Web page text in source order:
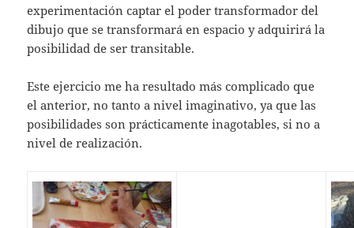
experimentación captar el poder transformador del
dibujo que se transformará en espacio y adquirirá la
posibilidad de ser transitable.
Este ejercicio me ha resultado más complicado que
el anterior, no tanto a nivel imaginativo, ya que las
posibilidades son prácticamente inagotables, si no a
nivel de realización.